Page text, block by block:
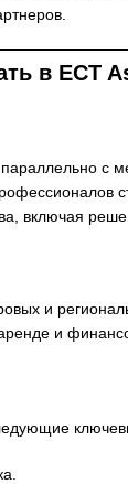
в ECT
с
включая
и
и